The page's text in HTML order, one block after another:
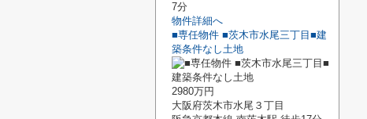
7分
物件詳細へ
■専任物件 ■茨木市水尾三丁目■建
築条件なし土地
2980万円
大阪府茨木市水尾３丁目